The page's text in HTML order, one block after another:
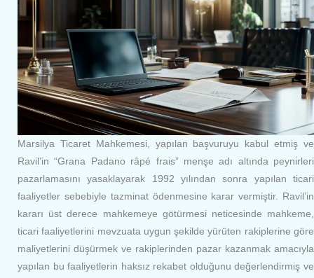
Marsilya Ticaret Mahkemesi, yapılan başvuruyu kabul etmiş ve
Ravil’in “Grana Padano râpé frais” menşe adı altında peynirleri
pazarlamasını yasaklayarak 1992 yılından sonra yapılan ticari
faaliyetler sebebiyle tazminat ödenmesine karar vermiştir. Ravil’in
kararı üst derece mahkemeye götürmesi neticesinde mahkeme,
ticari faaliyetlerini mevzuata uygun şekilde yürüten rakiplerine göre
maliyetlerini düşürmek ve rakiplerinden pazar kazanmak amacıyla
yapılan bu faaliyetlerin haksız rekabet olduğunu değerlendirmiş ve